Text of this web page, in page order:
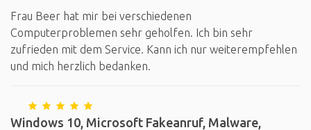
Frau Beer hat mir bei verschiedenen
Computerproblemen sehr geholfen. Ich bin sehr
zufrieden mit dem Service. Kann ich nur weiterempfehlen
und mich herzlich bedanken.
Windows 10, Microsoft Fakeanruf, Malware,